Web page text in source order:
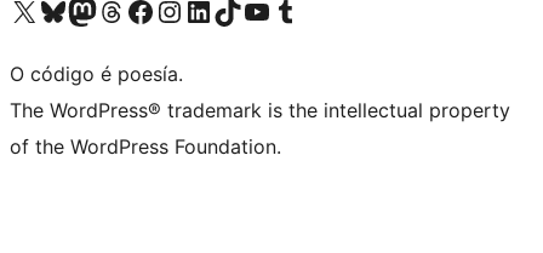
Visita la cuenta de X (anteriormente Twitter)
Visita a nosa conta de Bluesky
Visita a nosa conta de Mastodon
Visita a nosa conta de Threads
Visita a nosa páxina de Facebook
Visita a nosa conta de Instagram
Visita a nosa conta de LinkedIn
Visita a nosa conta de TikTok
Visita a nosa canle de YouTube
Visita a nosa conta de Tumblr
O código é poesía.
The WordPress® trademark is the intellectual property
of the WordPress Foundation.